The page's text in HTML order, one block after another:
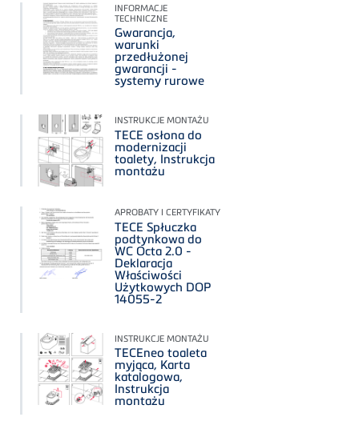
INFORMACJE
TECHNICZNE
Gwarancja,
warunki
przedłużonej
gwarancji -
systemy rurowe
INSTRUKCJE MONTAŻU
TECE osłona do
modernizacji
toalety, Instrukcja
montażu
APROBATY I CERTYFIKATY
TECE Spłuczka
podtynkowa do
WC Octa 2.0 -
Deklaracja
Właściwości
Użytkowych DOP
14055-2
INSTRUKCJE MONTAŻU
TECEneo toaleta
myjąca, Karta
katalogowa,
Instrukcja
montażu